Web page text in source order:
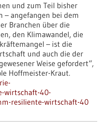
und zum Teil bisher
– angefangen bei dem
Branchen über die
den Klimawandel, die
– ist die
und auch die der
Weise gefordert“,
Hoffmeister-Kraut.
wirtschaft-40-
resiliente-wirtschaft-40